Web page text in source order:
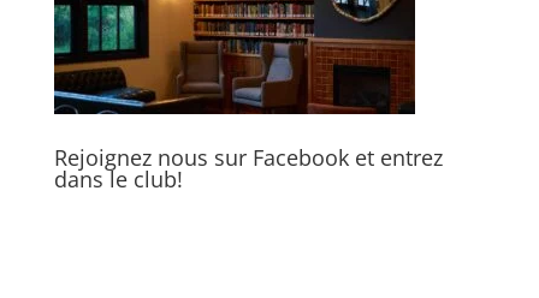
Rejoignez nous sur Facebook et entrez
dans le club!